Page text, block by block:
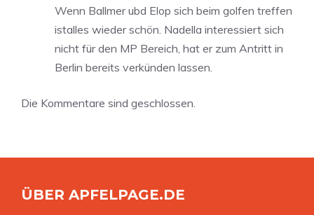
Wenn Ballmer ubd Elop sich beim golfen treffen
istalles wieder schön. Nadella interessiert sich
nicht für den MP Bereich, hat er zum Antritt in
Berlin bereits verkünden lassen.
Die Kommentare sind geschlossen.
ÜBER APFELPAGE.DE